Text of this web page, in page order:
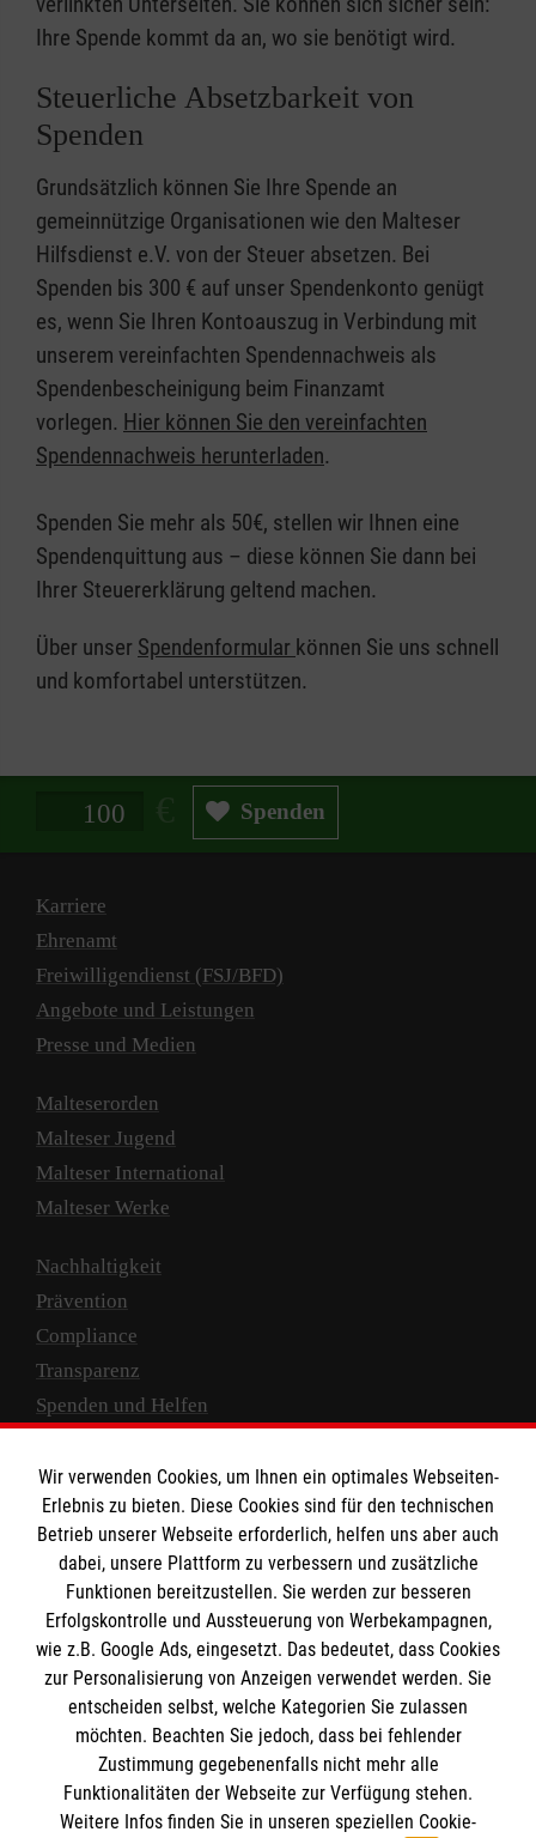
Ihre Spende kommt da an, wo sie benötigt wird.
Steuerliche Absetzbarkeit von
Spenden
Grundsätzlich können Sie Ihre Spende an
gemeinnützige Organisationen wie den Malteser
Hilfsdienst e.V. von der Steuer absetzen. Bei
Spenden bis 300 € auf unser Spendenkonto genügt
es, wenn Sie Ihren Kontoauszug in Verbindung mit
unserem vereinfachten Spendennachweis als
Spendenbescheinigung beim Finanzamt
vorlegen. Hier können Sie den vereinfachten
Spendennachweis herunterladen.
Spenden Sie mehr als 50€, stellen wir Ihnen eine
Spendenquittung aus – diese können Sie dann bei
Ihrer Steuererklärung geltend machen.
Über unser Spendenformular können Sie uns schnell
und komfortabel unterstützen.
Spendenbetrag in Euro Spenden
Karriere
Ehrenamt
Freiwilligendienst (FSJ/BFD)
Angebote und Leistungen
Presse und Medien
Malteserorden
Malteser Jugend
Malteser International
Malteser Werke
Nachhaltigkeit
Prävention
Compliance
Transparenz
Spenden und Helfen
Empfänger: Malteser Hilfsdienst e.V.
IBAN: DE10 3706 0120 1201 2000 12
BIC: GENODED 1PA7
Wir verwenden Cookies, um Ihnen ein optimales Webseiten-
Erlebnis zu bieten. Diese Cookies sind für den technischen
Betrieb unserer Webseite erforderlich, helfen uns aber auch
dabei, unsere Plattform zu verbessern und zusätzliche
Funktionen bereitzustellen. Sie werden zur besseren
Erfolgskontrolle und Aussteuerung von Werbekampagnen,
wie z.B. Google Ads, eingesetzt. Das bedeutet, dass Cookies
zur Personalisierung von Anzeigen verwendet werden. Sie
entscheiden selbst, welche Kategorien Sie zulassen
möchten. Beachten Sie jedoch, dass bei fehlender
Zustimmung gegebenenfalls nicht mehr alle
Funktionalitäten der Webseite zur Verfügung stehen.
Weitere Infos finden Sie in unseren speziellen Cookie-